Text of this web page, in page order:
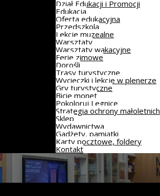
Dział Edukacji i Promocji
Edukacja
Oferta edukacyjna
Przedszkola
Lekcje muzealne
Warsztaty
Warsztaty wakacyjne
Ferie zimowe
Dorośli
Trasy turystyczne
Wycieczki i lekcje w plenerze
Gry turystyczne
Bicie monet
Pokoloruj Legnicę
Strategia ochrony małoletnich
Sklep
Wydawnictwa
Gadżety, pamiątki
Karty pocztowe, foldery
Kontakt